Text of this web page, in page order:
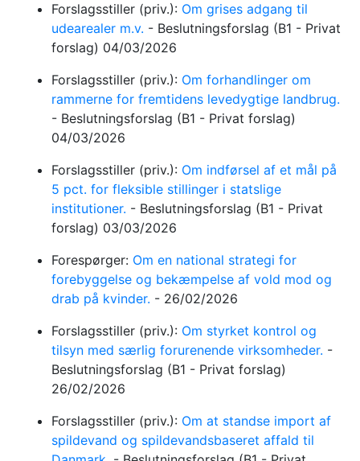
Forslagsstiller (priv.): Om grises adgang til
udearealer m.v. - Beslutningsforslag (B1 - Privat
forslag) 04/03/2026
Forslagsstiller (priv.): Om forhandlinger om
rammerne for fremtidens levedygtige landbrug.
- Beslutningsforslag (B1 - Privat forslag)
04/03/2026
Forslagsstiller (priv.): Om indførsel af et mål på
5 pct. for fleksible stillinger i statslige
institutioner. - Beslutningsforslag (B1 - Privat
forslag) 03/03/2026
Forespørger: Om en national strategi for
forebyggelse og bekæmpelse af vold mod og
drab på kvinder. - 26/02/2026
Forslagsstiller (priv.): Om styrket kontrol og
tilsyn med særlig forurenende virksomheder. -
Beslutningsforslag (B1 - Privat forslag)
26/02/2026
Forslagsstiller (priv.): Om at standse import af
spildevand og spildevandsbaseret affald til